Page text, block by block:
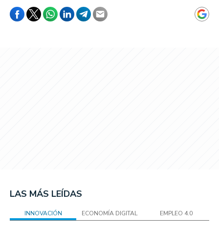
LAS MÁS LEÍDAS
INNOVACIÓN ECONOMÍA DIGITAL EMPLEO 4.0